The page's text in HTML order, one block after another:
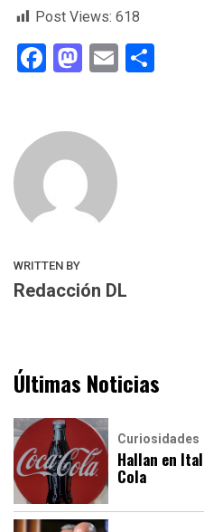
Post Views: 618
Facebook
Mastodon
Email
WRITTEN BY
Redacción DL
Últimas Noticias
Curiosidades
Hallan en
Cola